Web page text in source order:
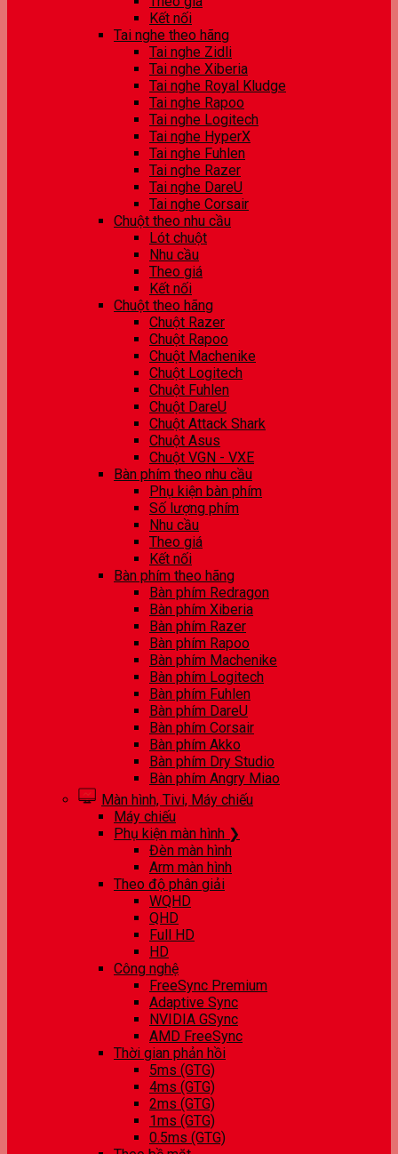
Kết nối
Tai nghe theo hãng
Tai nghe Zidli
Tai nghe Xiberia
Tai nghe Royal Kludge
Tai nghe Rapoo
Tai nghe Logitech
Tai nghe HyperX
Tai nghe Fuhlen
Tai nghe Razer
Tai nghe DareU
Tai nghe Corsair
Chuột theo nhu cầu
Lót chuột
Nhu cầu
Theo giá
Kết nối
Chuột theo hãng
Chuột Razer
Chuột Rapoo
Chuột Machenike
Chuột Logitech
Chuột Fuhlen
Chuột DareU
Chuột Attack Shark
Chuột Asus
Chuột VGN - VXE
Bàn phím theo nhu cầu
Phụ kiện bàn phím
Số lượng phím
Nhu cầu
Theo giá
Kết nối
Bàn phím theo hãng
Bàn phím Redragon
Bàn phím Xiberia
Bàn phím Razer
Bàn phím Rapoo
Bàn phím Machenike
Bàn phím Logitech
Bàn phím Fuhlen
Bàn phím DareU
Bàn phím Corsair
Bàn phím Akko
Bàn phím Dry Studio
Bàn phím Angry Miao
Màn hình, Tivi, Máy chiếu
Máy chiếu
Phụ kiện màn hình ❯
Đèn màn hình
Arm màn hình
Theo độ phân giải
WQHD
QHD
Full HD
HD
Công nghệ
FreeSync Premium
Adaptive Sync
NVIDIA GSync
AMD FreeSync
Thời gian phản hồi
5ms (GTG)
4ms (GTG)
2ms (GTG)
1ms (GTG)
0.5ms (GTG)